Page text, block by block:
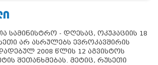
სამინისტრო - დღესაც, ოკუპაციის 18
არ ასრულებს ევროკავშირის
2008 წლის 12 აგვისტოს
შეთანხმებას. მეტიც, რუსეთი